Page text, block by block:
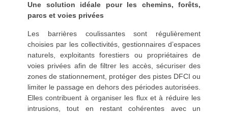
Une solution idéale pour les chemins, forêts,
parcs et voies privées
Les barrières coulissantes sont régulièrement
choisies par les collectivités, gestionnaires d’espaces
naturels, exploitants forestiers ou propriétaires de
voies privées afin de filtrer les accès, sécuriser des
zones de stationnement, protéger des pistes DFCI ou
limiter le passage en dehors des périodes autorisées.
Elles contribuent à organiser les flux et à réduire les
intrusions, tout en restant cohérentes avec un